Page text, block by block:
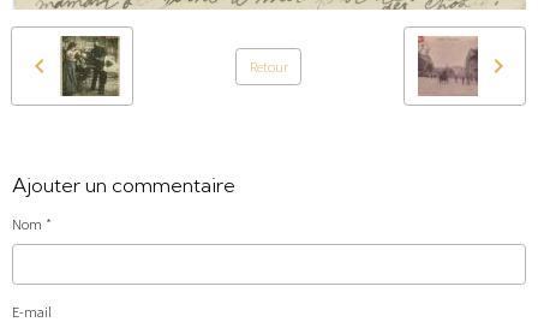
Retour
Ajouter un commentaire
Nom
E-mail